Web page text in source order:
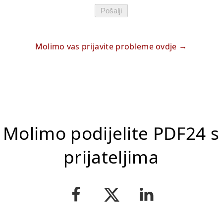
Pošalji
Molimo vas prijavite probleme ovdje
Molimo podijelite PDF24 s
prijateljima